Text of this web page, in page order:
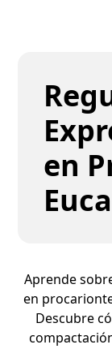
en
Aprende
en
Descubre